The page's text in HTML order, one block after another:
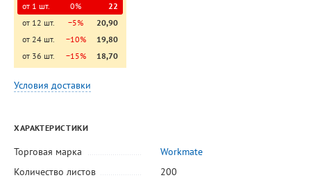
от 1 шт. 0%
22
от 12 шт.
−5%
20,90
от 24 шт.
−10%
19,80
от 36 шт.
−15% 18,70
Условия доставки
ХАРАКТЕРИСТИКИ
Торговая марка
Workmate
Количество листов
200